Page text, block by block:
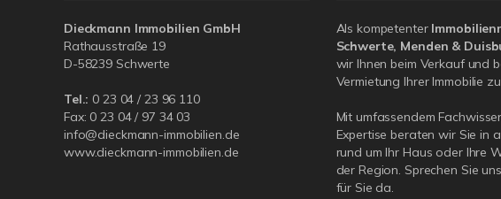
Dieckmann Immobilien GmbH
Rathausstraße 19
D-58239 Schwerte
Tel.: 0 23 04 / 23 96 110
Fax: 0 23 04 / 97 34 03
info@dieckmann-immobilien.de
www.dieckmann-immobilien.de
Als kompetenter
Schwerte, Menden &
wir Ihnen beim Verkauf und
Vermietung Ihrer Immobilie
Mit umfassendem
Expertise beraten wir Sie in
rund um Ihr Haus oder Ihre
der Region. Sprechen Sie
für Sie da.